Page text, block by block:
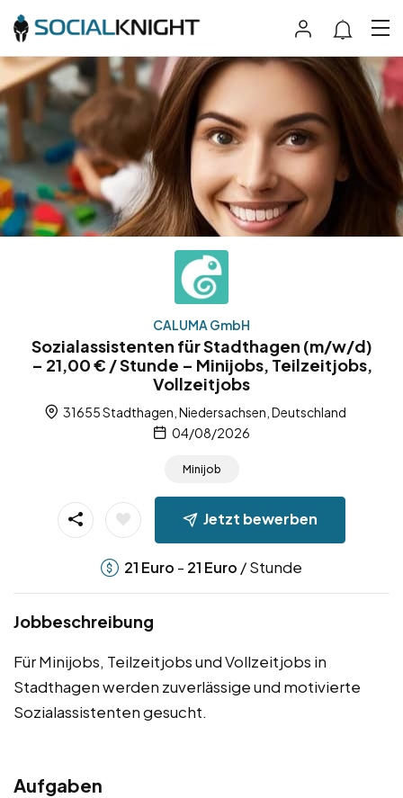
CALUMA GmbH
Sozialassistenten für Stadthagen (m/w/d)
– 21,00 € / Stunde – Minijobs, Teilzeitjobs,
Vollzeitjobs
31655 Stadthagen, Niedersachsen, Deutschland
04/08/2026
Minijob
Jetzt bewerben
21 Euro - 21 Euro / Stunde
Jobbeschreibung
Für Minijobs, Teilzeitjobs und Vollzeitjobs in
Stadthagen werden zuverlässige und motivierte
Sozialassistenten gesucht.
Aufgaben